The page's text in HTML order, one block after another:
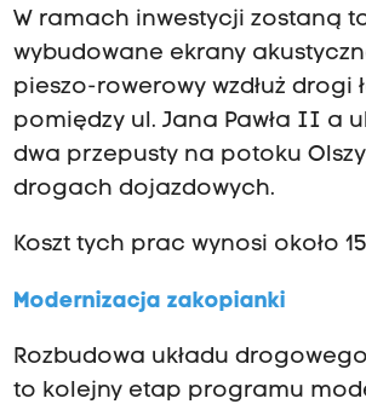
W ramach inwestycji zostaną
wybudowane ekrany
pieszo-rowerowy wzdłuż drogi
pomiędzy ul. Jana Pawła II a
dwa przepusty na potoku
drogach dojazdowych.
Koszt tych prac wynosi około
Modernizacja zakopianki
Rozbudowa układu
to kolejny etap programu